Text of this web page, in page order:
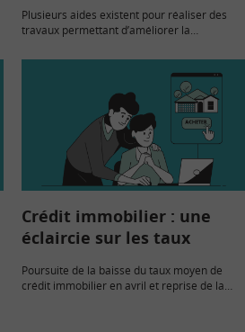
Plusieurs aides existent pour réaliser des
travaux permettant d’améliorer la
MaprimeRenov s’adresse aux propriétaires
occupants ou bailleurs. Et le Prêt avance
rénovation (PAR+) (ou prêt avance mutation)…
Crédit immobilier : une
éclaircie sur les taux
Poursuite de la baisse du taux moyen de
crédit immobilier en avril et reprise de la